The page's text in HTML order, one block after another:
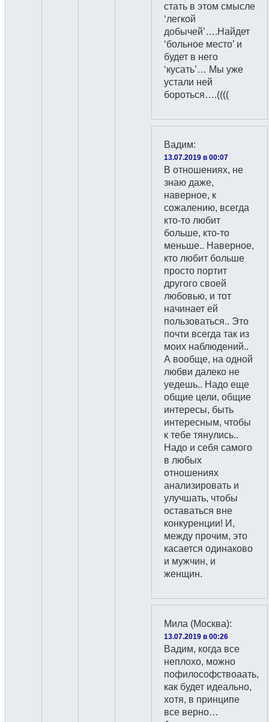
стать в этом смысле
‘легкой
добычей’….Найдет
‘больное место’ и
будет в него
‘кусать’… Мы уже
устали ней
бороться….((((
Вадим:
13.07.2019 в 00:07
В отношениях, не
знаю даже,
наверное, к
сожалению, всегда
кто-то любит
больше, кто-то
меньше.. Наверное,
кто любит больше
просто портит
другого своей
любовью, и тот
начинает ей
пользоваться.. Это
почти всегда так из
моих наблюдений..
А вообще, на одной
любви далеко не
уедешь.. Надо еще
общие цели, общие
интересы, быть
интересным, чтобы
к тебе тянулись..
Надо и себя самого
в любых
отношениях
анализировать и
улучшать, чтобы
оставаться вне
конкуренции! И,
между прочим, это
касается одинаково
и мужчин, и
женщин.
Мила (Москва):
13.07.2019 в 00:26
Вадим, когда все
неплохо, можно
пофилософствоаать,
как будет идеально,
хотя, в принципе
все верно…